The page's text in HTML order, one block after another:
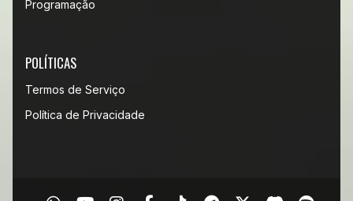
Programação
POLÍTICAS
Termos de Serviço
Política de Privacidade